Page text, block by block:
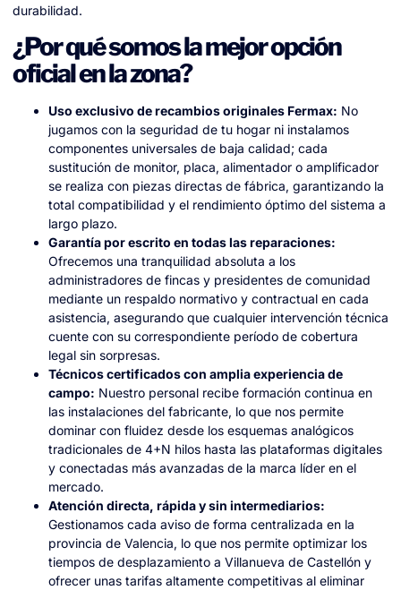
durabilidad.
¿Por qué somos la mejor opción
oficial en la zona?
Uso exclusivo de recambios originales Fermax: No
jugamos con la seguridad de tu hogar ni instalamos
componentes universales de baja calidad; cada
sustitución de monitor, placa, alimentador o amplificador
se realiza con piezas directas de fábrica, garantizando la
total compatibilidad y el rendimiento óptimo del sistema a
largo plazo.
Garantía por escrito en todas las reparaciones:
Ofrecemos una tranquilidad absoluta a los
administradores de fincas y presidentes de comunidad
mediante un respaldo normativo y contractual en cada
asistencia, asegurando que cualquier intervención técnica
cuente con su correspondiente período de cobertura
legal sin sorpresas.
Técnicos certificados con amplia experiencia de
campo: Nuestro personal recibe formación continua en
las instalaciones del fabricante, lo que nos permite
dominar con fluidez desde los esquemas analógicos
tradicionales de 4+N hilos hasta las plataformas digitales
y conectadas más avanzadas de la marca líder en el
mercado.
Atención directa, rápida y sin intermediarios:
Gestionamos cada aviso de forma centralizada en la
provincia de Valencia, lo que nos permite optimizar los
tiempos de desplazamiento a Villanueva de Castellón y
ofrecer unas tarifas altamente competitivas al eliminar